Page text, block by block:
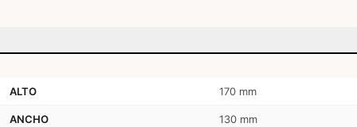
ALTO 170 mm
ANCHO 130 mm